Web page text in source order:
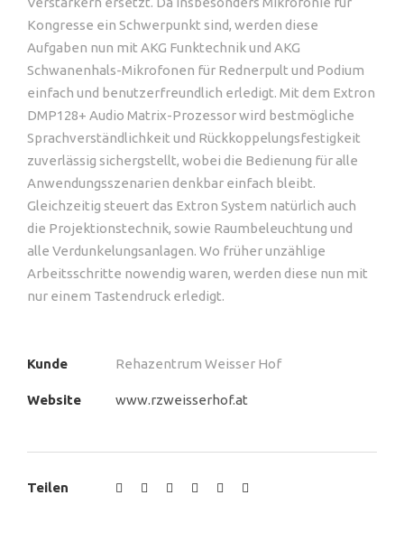
Kongresse ein Schwerpunkt sind, werden diese
Aufgaben nun mit AKG Funktechnik und AKG
Schwanenhals-Mikrofonen für Rednerpult und Podium
einfach und benutzerfreundlich erledigt. Mit dem Extron
DMP128+ Audio Matrix-Prozessor wird bestmögliche
Sprachverständlichkeit und Rückkoppelungsfestigkeit
zuverlässig sichergstellt, wobei die Bedienung für alle
Anwendungsszenarien denkbar einfach bleibt.
Gleichzeitig steuert das Extron System natürlich auch
die Projektionstechnik, sowie Raumbeleuchtung und
alle Verdunkelungsanlagen. Wo früher unzählige
Arbeitsschritte nowendig waren, werden diese nun mit
nur einem Tastendruck erledigt.
Kunde Rehazentrum Weisser Hof
Website www.rzweisserhof.at
Teilen